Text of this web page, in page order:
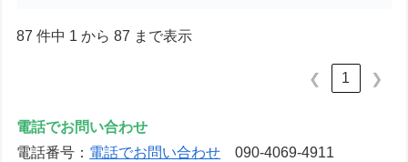
87 件中 1 から 87 まで表示
❮ 1 ❯
電話でお問い合わせ
電話番号： 電話でお問い合わせ 090-4069-4911